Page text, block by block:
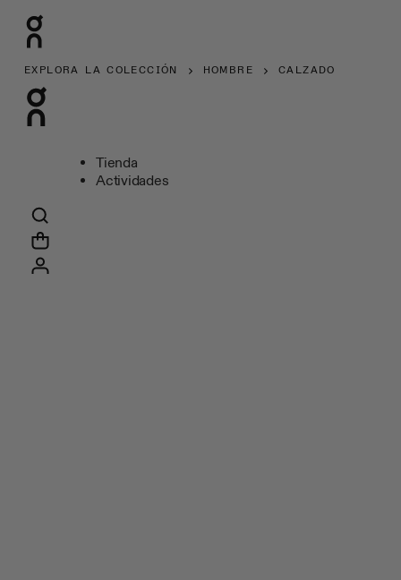
EXPLORA LA COLECCIÓN HOMBRE CALZADO
Tienda
Actividades